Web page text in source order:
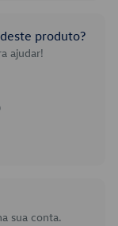
produto?
ajudar!
sua conta.